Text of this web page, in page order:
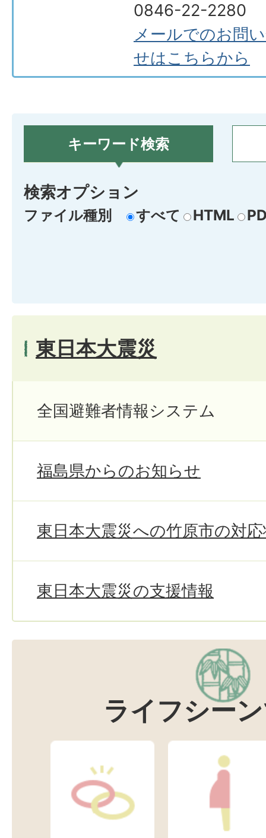
0846-22-2280
メールでのお問
せはこちらから
キーワード検索
検索オプション
ファイル種別 すべて HTML
東日本大震災
全国避難者情報システム
福島県からのお知らせ
東日本大震災への竹原市の対
東日本大震災の支援情報
ライフシー